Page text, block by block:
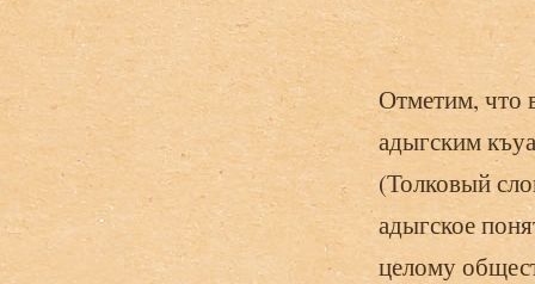
Отметим, что
адыгским
(Толковый
адыгское
целому